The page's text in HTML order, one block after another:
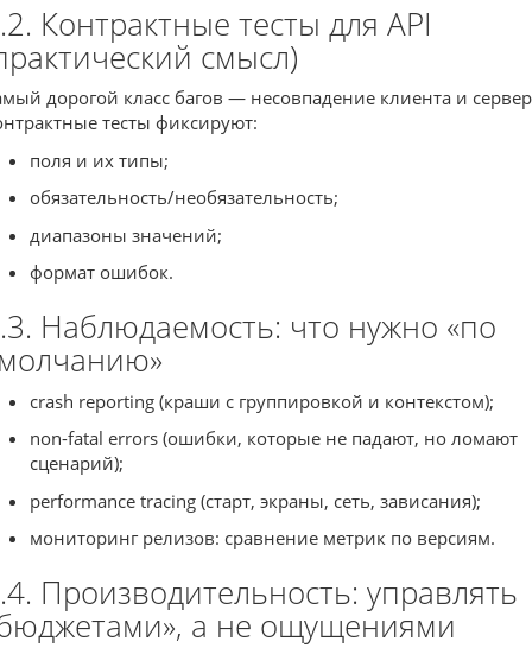
Контрактные тесты для API
смысл)
дорогой класс багов — несовпадение клиента и
тесты фиксируют:
поля и их типы;
обязательность/необязательность;
диапазоны значений;
формат ошибок.
Наблюдаемость: что нужно «по
crash reporting (краши с группировкой и контекстом);
non-fatal errors (ошибки, которые не падают, но ломают
сценарий);
performance tracing (старт, экраны, сеть, зависания);
мониторинг релизов: сравнение метрик по версиям.
Производительность: управлять
а не ощущениями